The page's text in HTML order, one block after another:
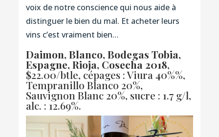
voix de notre conscience qui nous aide à
distinguer le bien du mal. Et acheter leurs
vins c’est vraiment bien…
Daimon, Blanco, Bodegas Tobia,
Espagne, Rioja, Cosecha 2018,
$22.00/btle, cépages : Viura 40%%,
Tempranillo Blanco 20%,
Sauvignon Blanc 20%, sucre : 1.7 g/l,
alc. : 12.69%.